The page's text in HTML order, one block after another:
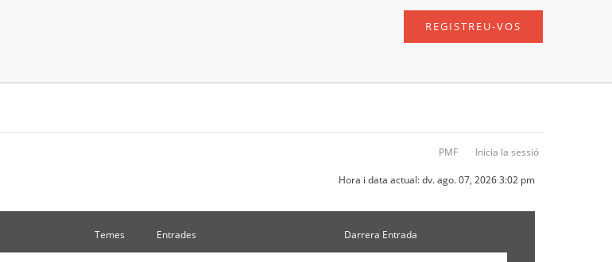
REGISTREU-VOS
PMF Inicia la sessió
Hora i data actual: dv. ago. 07, 2026 3:02 pm
Temes Entrades Darrera Entrada